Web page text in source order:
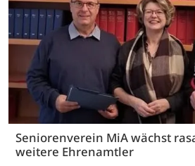
Seniorenverein MiA wächst
weitere Ehrenamtler